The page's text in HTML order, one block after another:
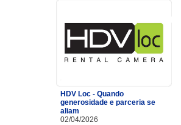
HDV Loc - Quando
generosidade e parceria se
aliam
02/04/2026